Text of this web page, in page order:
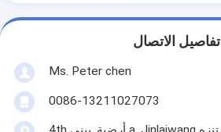
تفاصيل الاتصال
Ms. Peter chen
0086-13211027073